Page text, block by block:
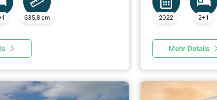
635,8 cm 2022 2+1
Mehr Details